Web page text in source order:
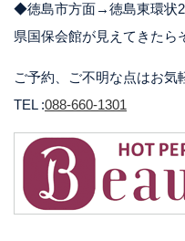
◆徳島市方面→徳島東環状
県国保会館が見えてきたら
ご予約、ご不明な点はお気
TEL :088-660-1301